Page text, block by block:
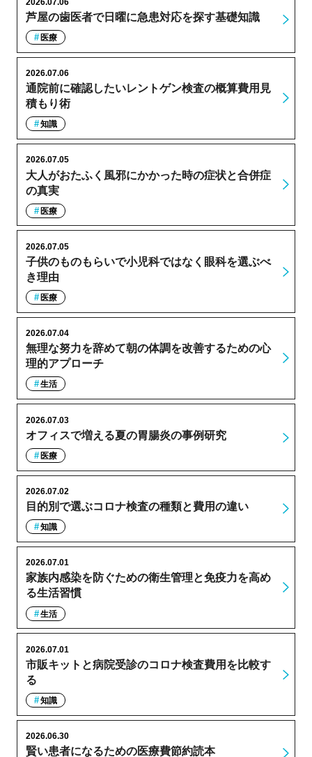
芦屋の歯医者で日曜に急患対応を探す基礎知識
医療
通院前に確認したいレントゲン検査の概算費用見
積もり術
2026.07.06
知識
大人がおたふく風邪にかかった時の症状と合併症
の真実
2026.07.05
医療
子供のものもらいで小児科ではなく眼科を選ぶべ
き理由
2026.07.05
医療
無理な努力を辞めて朝の体調を改善するための心
理的アプローチ
2026.07.04
生活
オフィスで増える夏の胃腸炎の事例研究
2026.07.03
医療
目的別で選ぶコロナ検査の種類と費用の違い
2026.07.02
知識
家族内感染を防ぐための衛生管理と免疫力を高め
る生活習慣
2026.07.01
生活
市販キットと病院受診のコロナ検査費用を比較す
る
2026.07.01
知識
賢い患者になるための医療費節約読本
2026.06.30